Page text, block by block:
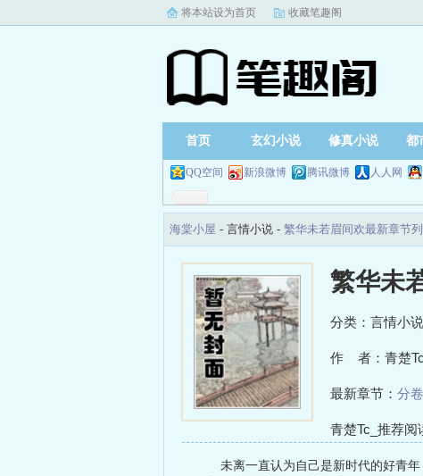
将本站设为首页 收藏笔趣阁
首页 玄幻小说 修真小说 都
QQ空间 新浪微博 腾讯微博 人人网
海棠小屋 - 言情小说 - 繁华未若眉间欢最新章节
繁华未
分类：言情小说
作 者：青楚Tc
最新章节： 分
青楚Tc_推荐阅
未离一直认为自己是新时代的好青